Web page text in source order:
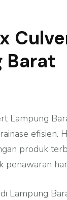
Barat
Lampung
efisien.
produk
penawaran
Lampung